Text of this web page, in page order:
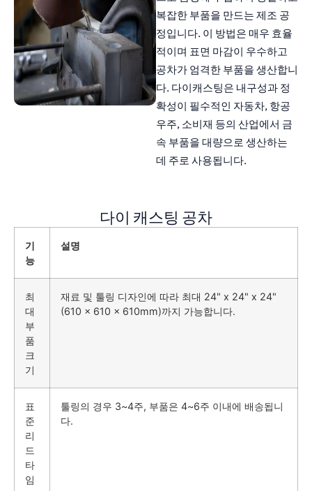
복잡한 부품을 만드는 제조 공
정입니다. 이 방법은 매우 효율
적이며 표면 마감이 우수하고
공차가 엄격한 부품을 생산합니
다. 다이캐스팅은 내구성과 정
확성이 필수적인 자동차, 항공
우주, 소비재 등의 산업에서 금
속 부품을 대량으로 생산하는
데 주로 사용됩니다.
다이 캐스팅 공차
기
능
설명
최
대
부
품
크
기
재료 및 툴링 디자인에 따라 최대 24" x 24" x 24"
(610 x 610 x 610mm)까지 가능합니다.
표
준
리
드
타
임
툴링의 경우 3~4주, 부품은 4~6주 이내에 배송됩니
다.